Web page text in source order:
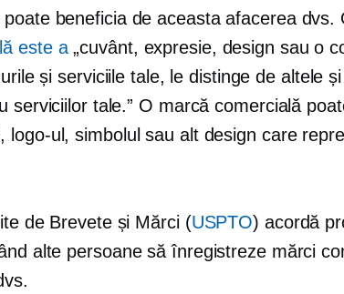
beneficia de aceasta afacerea dvs.
este a„cuvânt, expresie, design sau o
și serviciile tale, le distinge de altele
serviciilor tale.” O marcă comercială
logo-ul, simbolul sau alt design care
de Brevete și Mărci (USPTO) acordă
alte persoane să înregistreze mărci